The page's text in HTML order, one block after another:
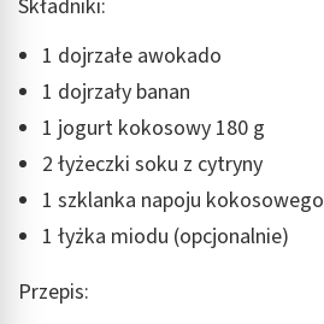
Składniki:
1 dojrzałe awokado
1 dojrzały banan
1 jogurt kokosowy 180 g
2 łyżeczki soku z cytryny
1 szklanka napoju kokosowego
1 łyżka miodu (opcjonalnie)
Przepis: